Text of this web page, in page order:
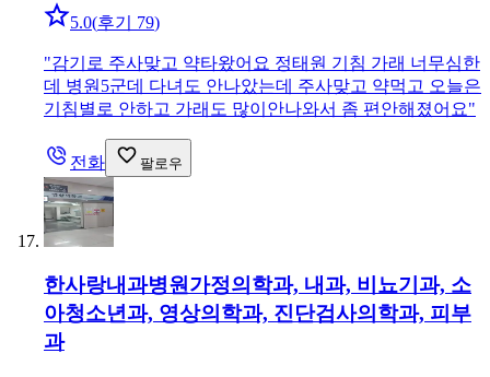
5.0(후기 79)
"감기로 주사맞고 약타왔어요 정태원 기침 가래 너무심한
데 병원5군데 다녀도 안나았는데 주사맞고 약먹고 오늘은
기침별로 안하고 가래도 많이안나와서 좀 편안해졌어요"
전화 팔로우
한사랑내과병원가정의학과, 내과, 비뇨기과, 소
아청소년과, 영상의학과, 진단검사의학과, 피부
과